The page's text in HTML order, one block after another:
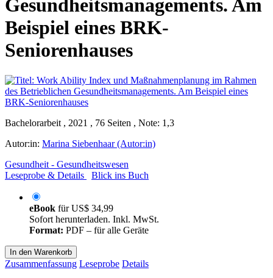
Gesundheitsmanagements. Am
Beispiel eines BRK-
Seniorenhauses
Bachelorarbeit , 2021 , 76 Seiten , Note: 1,3
Autor:in: Marina Siebenhaar (Autor:in)
Gesundheit - Gesundheitswesen
Leseprobe & Details
Blick ins Buch
eBook fürUS$ 34,99
Sofort herunterladen. Inkl. MwSt.
Format: PDF – für alle Geräte
In den Warenkorb
Zusammenfassung Leseprobe Details